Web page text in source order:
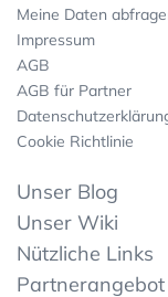
Meine Daten
Impressum
AGB
AGB für Partner
Cookie Richtlinie
Unser Blog
Unser Wiki
Nützliche Links
Partnerangebot